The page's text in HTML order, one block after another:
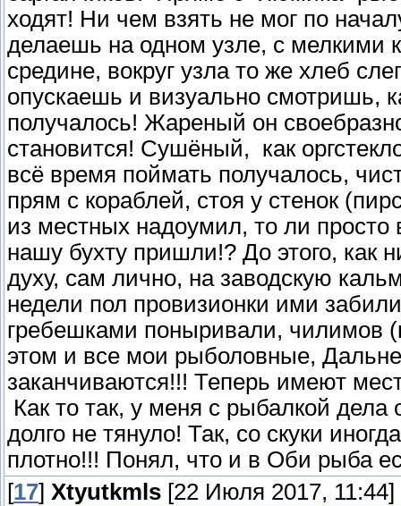
ходят! Ни чем взять не мог по
делаешь на одном узле, с мелкими
средине, вокруг узла то же хлеб
опускаешь и визуально смотришь,
получалось! Жареный он
становится! Сушёный, как
всё время поймать получалось,
прям с кораблей, стоя у стенок
из местных надоумил, то ли просто
нашу бухту пришли!? До этого, как
духу, сам лично, на заводскую
недели пол провизионки ими
гребешками поныривали, чилимов
этом и все мои рыболовные,
заканчиваются!!! Теперь имеют
Как то так, у меня с рыбалкой
долго не тянуло! Так, со скуки
плотно!!! Понял, что и в Оби рыба
[17] Xtyutkmls [22 Июля 2017, 11:44]